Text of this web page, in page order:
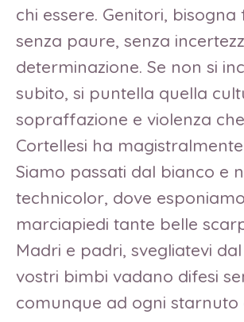
chi essere. Genitori,
senza paure, senza
determinazione. Se non si
subito, si puntella quella
sopraffazione e violenza
Cortellesi ha
Siamo passati dal bianco e
technicolor, dove
marciapiedi tante belle
Madri e padri, svegliatevi
vostri bimbi vadano difesi
comunque ad ogni starnuto